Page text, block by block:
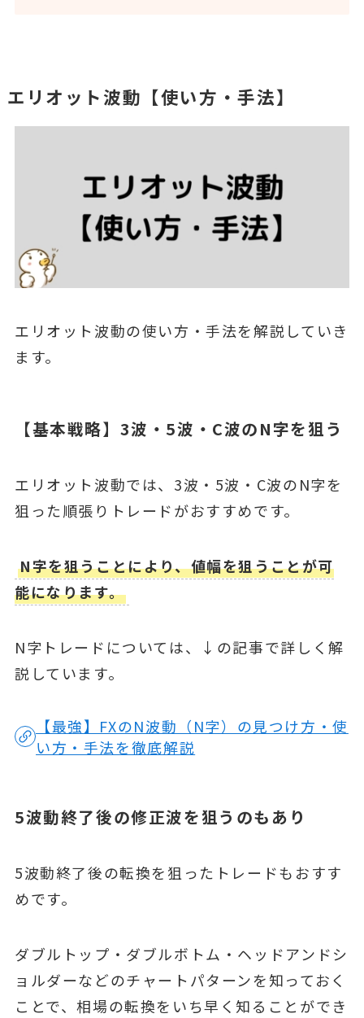
エリオット波動【使い方・手法】
エリオット波動の使い方・手法を解説していき
ます。
【基本戦略】3波・5波・C波のN字を狙う
エリオット波動では、3波・5波・C波のN字を
狙った順張りトレードがおすすめです。
N字を狙うことにより、値幅を狙うことが可
能になります。
N字トレードについては、↓の記事で詳しく解
説しています。
【最強】FXのN波動（N字）の見つけ方・使
い方・手法を徹底解説
5波動終了後の修正波を狙うのもあり
5波動終了後の転換を狙ったトレードもおすす
めです。
ダブルトップ・ダブルボトム・ヘッドアンドシ
ョルダーなどのチャートパターンを知っておく
ことで、相場の転換をいち早く知ることができ